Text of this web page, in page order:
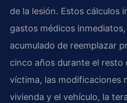
de la lesión. Estos cálculos
gastos médicos
acumulado de reemplazar
cinco años durante el resto
víctima, las modificaciones
vivienda y el vehículo, la